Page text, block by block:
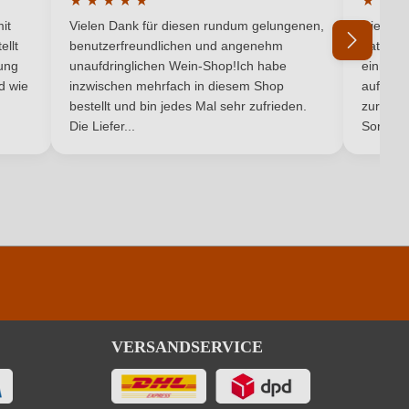
Perl- & Schaumwein
Ich habe mein Passwort vergessen
von 5 Sternen
wie
Durchschnittliche Bewertung von 5 von 5 Sternen
Vielen Dank für diesen rundum gelungenen,
benutzerfreundlichen und angenehm
unaufdringlichen Wein-Shop!Ich habe
inzwischen mehrfach in diesem Shop
bestellt und bin jedes Mal sehr zufrieden.
Die Liefer...
Die
hat
einmal
auf
zurück
Son...
VERSANDSERVICE